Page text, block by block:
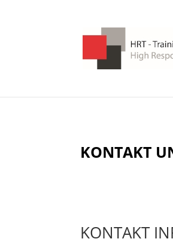
KONTAKT
KONTAKT